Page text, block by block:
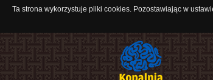
Ta strona wykorzystuje pliki cookies. Pozostawiając w